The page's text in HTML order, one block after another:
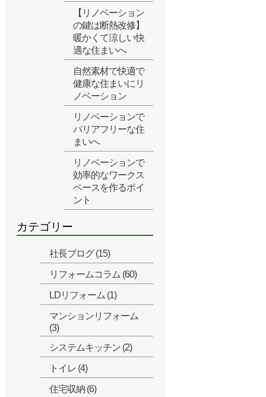
【リノベーション
の鍵は断熱改修】
暖かくて涼しい快
適な住まいへ
自然素材で快適で
健康な住まいにリ
ノベーション
リノベーションで
バリアフリーな住
まいへ
リノベーションで
効率的なワークス
ペースを作るポイ
ント
カテゴリー
社長ブログ (15)
リフォームコラム (60)
LDリフォーム (1)
マンションリフォーム
(3)
システムキッチン (2)
トイレ (4)
住宅収納 (6)